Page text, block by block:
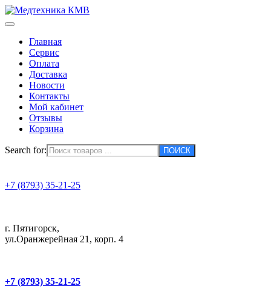
Главная
Сервис
Оплата
Доставка
Новости
Контакты
Мой кабинет
Отзывы
Корзина
Search for:
+7 (8793) 35-21-25
г. Пятигорск,
ул.Оранжерейная 21, корп. 4
+7 (8793) 35-21-25